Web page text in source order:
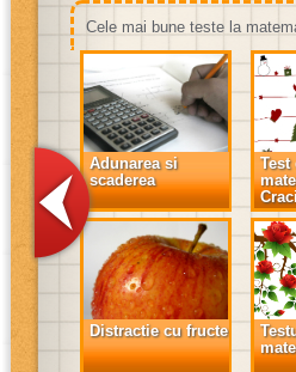
Cele mai bune teste la
Adunarea si
scaderea
Test
Distractie cu fructe